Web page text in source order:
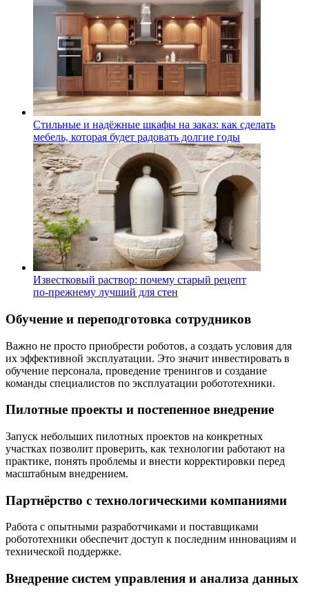
Стильные и надёжные шкафы на заказ: как сделать
мебель, которая будет радовать долгие годы
Известковый раствор: почему старый рецепт
по‑прежнему лучший для стен
Обучение и переподготовка сотрудников
Важно не просто приобрести роботов, а создать условия для
их эффективной эксплуатации. Это значит инвестировать в
обучение персонала, проведение тренингов и создание
команды специалистов по эксплуатации робототехники.
Пилотные проекты и постепенное внедрение
Запуск небольших пилотных проектов на конкретных
участках позволит проверить, как технологии работают на
практике, понять проблемы и внести корректировки перед
масштабным внедрением.
Партнёрство с технологическими компаниями
Работа с опытными разработчиками и поставщиками
робототехники обеспечит доступ к последним инновациям и
технической поддержке.
Внедрение систем управления и анализа данных